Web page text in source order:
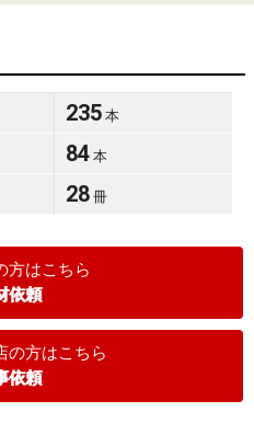
235 本
84 本
28 冊
方はこちら
依頼
の方はこちら
依頼